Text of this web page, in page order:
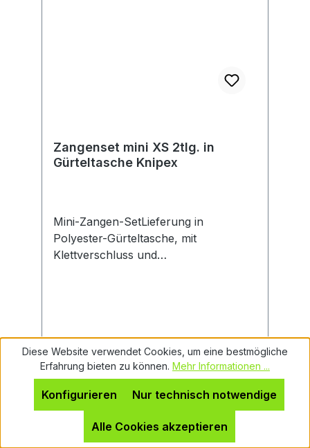
Zangenset mini XS 2tlg. in
Gürteltasche Knipex
Mini-Zangen-SetLieferung in
Polyester-Gürteltasche, mit
Klettverschluss und
Wasserpumpenzange Cobra® XS, 100
mmHersteller: KNIPEX-Werk C.
Gustav Putsch KG, Oberkamper Str.
13, 42349 Wuppertal, DE,
+4920247940, info@knipex.de
Regulärer Preis:
95,44 €
Preise inkl. MwSt. zzgl. Versandkosten
Diese Website verwendet Cookies, um eine bestmögliche
Erfahrung bieten zu können. Mehr Informationen ...
Nur technisch notwendige
Konfigurieren
Alle Cookies akzeptieren